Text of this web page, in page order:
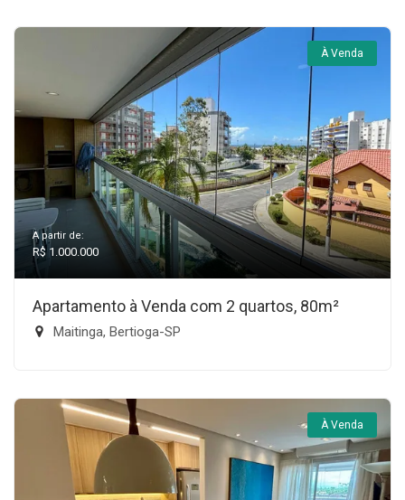
À Venda
A partir de:
R$ 1.000.000
Apartamento à Venda com 2 quartos, 80m²
Maitinga, Bertioga-SP
À Venda